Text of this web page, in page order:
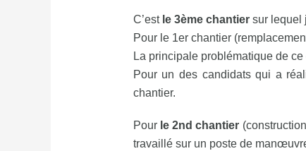
C’est le 3ème chantiersur lequel
Pour le 1er chantier
La principale problématique de
Pour un des candidats qui a
chantier.
Pour le 2nd chantier
travaillé sur un poste de